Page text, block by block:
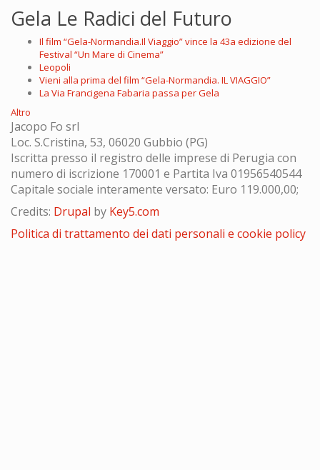
Gela Le Radici del Futuro
Il film “Gela-Normandia.Il Viaggio” vince la 43a edizione del
Festival “Un Mare di Cinema”
Leopoli
Vieni alla prima del film “Gela-Normandia. IL VIAGGIO”
La Via Francigena Fabaria passa per Gela
Altro
Jacopo Fo srl
Loc. S.Cristina, 53, 06020 Gubbio (PG)
Iscritta presso il registro delle imprese di Perugia con
numero di iscrizione 170001 e Partita Iva 01956540544
Capitale sociale interamente versato: Euro 119.000,00;
Credits: Drupal by Key5.com
Politica di trattamento dei dati personali e cookie policy